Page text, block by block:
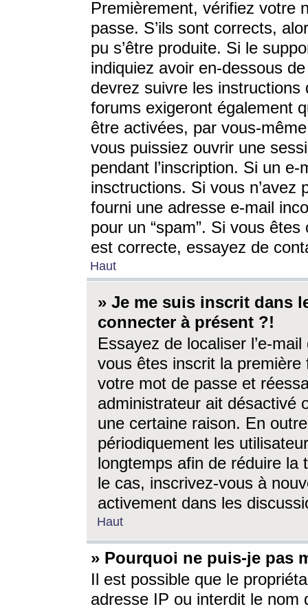
Premièrement, vérifiez votre
passe. S’ils sont corrects,
pu s’être produite. Si le
indiquiez avoir en-dessous
devrez suivre les
forums exigeront également
être activées, par vous-
vous puissiez ouvrir une
pendant l’inscription. Si un
insctructions. Si vous n’avez
fourni une adresse e-mail
pour un “spam”. Si vous
est correcte, essayez de
Haut
» Je me suis inscrit dans
connecter à présent ?!
Essayez de localiser l’e-
vous êtes inscrit la première
votre mot de passe et
administrateur ait désactivé
une certaine raison. En
périodiquement les
longtemps afin de réduire la
le cas, inscrivez-vous à
activement dans les
Haut
» Pourquoi ne puis-je pas
Il est possible que le
adresse IP ou interdit le nom